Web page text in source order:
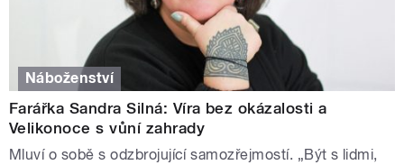
Náboženství
Farářka Sandra Silná: Víra bez okázalosti a
Velikonoce s vůní zahrady
Mluví o sobě s odzbrojující samozřejmostí. „Být s lidmi,